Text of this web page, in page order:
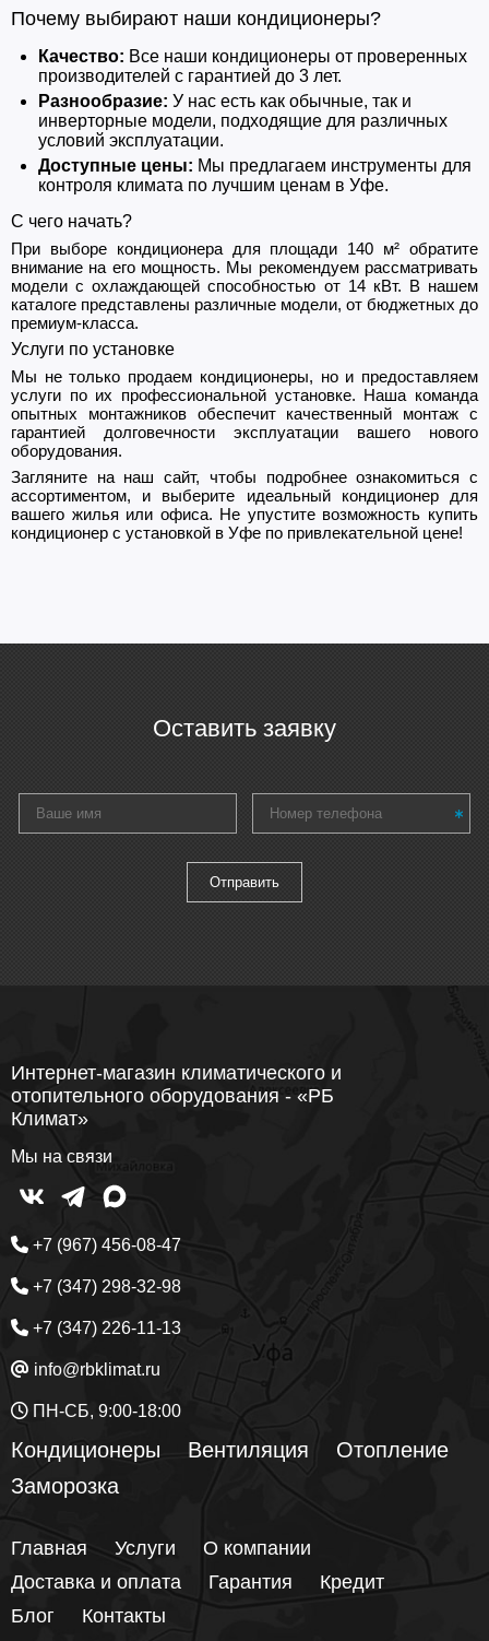
Почему выбирают наши кондиционеры?
Качество: Все наши кондиционеры от проверенных
производителей с гарантией до 3 лет.
Разнообразие: У нас есть как обычные, так и
инверторные модели, подходящие для различных
условий эксплуатации.
Доступные цены: Мы предлагаем инструменты для
контроля климата по лучшим ценам в Уфе.
С чего начать?
При выборе кондиционера для площади 140 м² обратите
внимание на его мощность. Мы рекомендуем рассматривать
модели с охлаждающей способностью от 14 кВт. В нашем
каталоге представлены различные модели, от бюджетных до
премиум-класса.
Услуги по установке
Мы не только продаем кондиционеры, но и предоставляем
услуги по их профессиональной установке. Наша команда
опытных монтажников обеспечит качественный монтаж с
гарантией долговечности эксплуатации вашего нового
оборудования.
Загляните на наш сайт, чтобы подробнее ознакомиться с
ассортиментом, и выберите идеальный кондиционер для
вашего жилья или офиса. Не упустите возможность купить
кондиционер с установкой в Уфе по привлекательной цене!
Оставить заявку
Интернет-магазин климатического и
отопительного оборудования - «РБ
Климат»
Мы на связи
+7 (967) 456-08-47
+7 (347) 298-32-98
+7 (347) 226-11-13
info@rbklimat.ru
ПН-СБ, 9:00-18:00
Кондиционеры Вентиляция
Отопление
Заморозка
Главная Услуги
О компании
Доставка и оплата
Гарантия
Кредит
Блог
Контакты